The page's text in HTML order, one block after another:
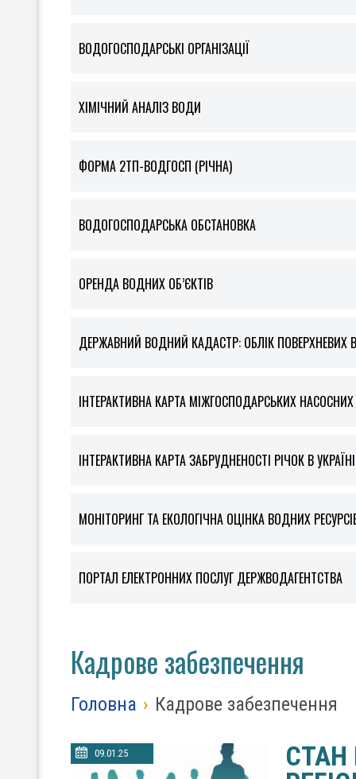
ВОДОГОСПОДАРСЬКІ ОРГАНІЗАЦІЇ
ХІМІЧНИЙ АНАЛІЗ ВОДИ
ФOРМА 2ТП-ВОДГОСП (РІЧНА)
ВОДОГОСПОДАРСЬКА ОБСТАНОВКА
ОРЕНДА ВОДНИХ ОБ’ЄКТІВ
ДЕРЖАВНИЙ ВОДНИЙ КАДАСТР: ОБЛІК ПОВЕРХНЕВИХ
ІНТЕРАКТИВНА КАРТА МІЖГОСПОДАРСЬКИХ
ІНТЕРАКТИВНА КАРТА ЗАБРУДНЕНОСТІ РІЧОК В УКРАЇНІ
МОНІТОРИНГ ТА ЕКОЛОГІЧНА ОЦІНКА ВОДНИХ
ПОРТАЛ ЕЛЕКТРОННИХ ПОСЛУГ ДЕРЖВОДАГЕНТСТВА
Кадрове забезпечення
Головна › Кадрове забезпечення
09.01.25
СТАН